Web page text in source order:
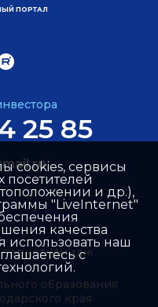
ПОРТАЛ
25 85
образования
края
Имидж
cookies, сервисы
посетителей
и др.),
"LiveInternet"
качества
использовать наш
с